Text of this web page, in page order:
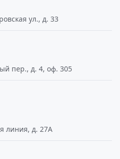
ул., д. 33
пер., д. 4, оф. 305
линия, д. 27А